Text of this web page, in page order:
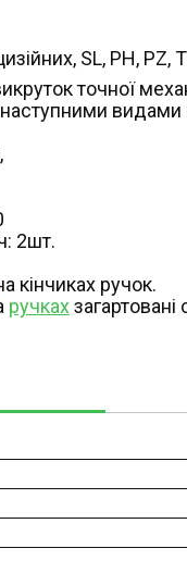
SL, PH, PZ,
точної
видами
2шт.
кінчиках ручок.
ручкахзагартовані